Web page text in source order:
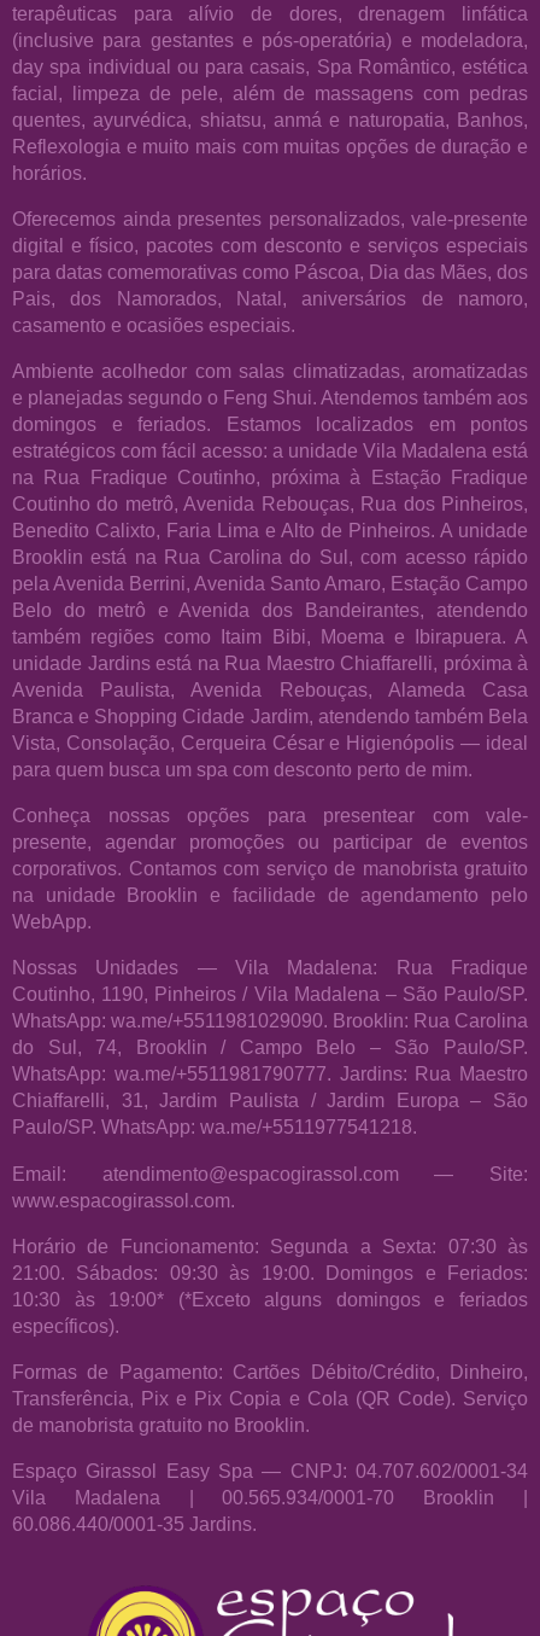
terapêuticas para alívio de dores, drenagem linfática
(inclusive para gestantes e pós-operatória) e modeladora,
day spa individual ou para casais, Spa Romântico, estética
facial, limpeza de pele, além de massagens com pedras
quentes, ayurvédica, shiatsu, anmá e naturopatia, Banhos,
Reflexologia e muito mais com muitas opções de duração e
horários.
Oferecemos ainda presentes personalizados, vale-presente
digital e físico, pacotes com desconto e serviços especiais
para datas comemorativas como Páscoa, Dia das Mães, dos
Pais, dos Namorados, Natal, aniversários de namoro,
casamento e ocasiões especiais.
Ambiente acolhedor com salas climatizadas, aromatizadas
e planejadas segundo o Feng Shui. Atendemos também aos
domingos e feriados. Estamos localizados em pontos
estratégicos com fácil acesso: a unidade Vila Madalena está
na Rua Fradique Coutinho, próxima à Estação Fradique
Coutinho do metrô, Avenida Rebouças, Rua dos Pinheiros,
Benedito Calixto, Faria Lima e Alto de Pinheiros. A unidade
Brooklin está na Rua Carolina do Sul, com acesso rápido
pela Avenida Berrini, Avenida Santo Amaro, Estação Campo
Belo do metrô e Avenida dos Bandeirantes, atendendo
também regiões como Itaim Bibi, Moema e Ibirapuera. A
unidade Jardins está na Rua Maestro Chiaffarelli, próxima à
Avenida Paulista, Avenida Rebouças, Alameda Casa
Branca e Shopping Cidade Jardim, atendendo também Bela
Vista, Consolação, Cerqueira César e Higienópolis — ideal
para quem busca um spa com desconto perto de mim.
Conheça nossas opções para presentear com vale-
presente, agendar promoções ou participar de eventos
corporativos. Contamos com serviço de manobrista gratuito
na unidade Brooklin e facilidade de agendamento pelo
WebApp.
Nossas Unidades — Vila Madalena: Rua Fradique
Coutinho, 1190, Pinheiros / Vila Madalena – São Paulo/SP.
WhatsApp: wa.me/+5511981029090. Brooklin: Rua Carolina
do Sul, 74, Brooklin / Campo Belo – São Paulo/SP.
WhatsApp: wa.me/+5511981790777. Jardins: Rua Maestro
Chiaffarelli, 31, Jardim Paulista / Jardim Europa – São
Paulo/SP. WhatsApp: wa.me/+5511977541218.
Email: atendimento@espacogirassol.com — Site:
www.espacogirassol.com.
Horário de Funcionamento: Segunda a Sexta: 07:30 às
21:00. Sábados: 09:30 às 19:00. Domingos e Feriados:
10:30 às 19:00* (*Exceto alguns domingos e feriados
específicos).
Formas de Pagamento: Cartões Débito/Crédito, Dinheiro,
Transferência, Pix e Pix Copia e Cola (QR Code). Serviço
de manobrista gratuito no Brooklin.
Espaço Girassol Easy Spa — CNPJ: 04.707.602/0001-34
Vila Madalena | 00.565.934/0001-70 Brooklin |
60.086.440/0001-35 Jardins.